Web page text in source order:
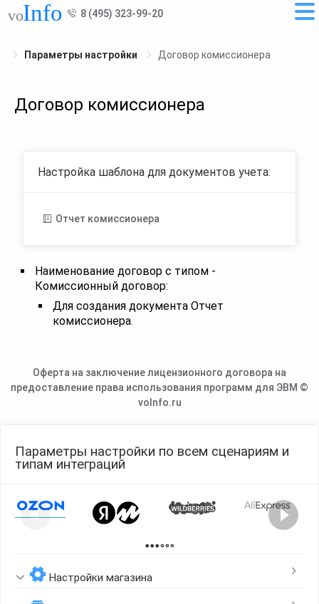
8 (495) 323-99-20
Параметры настройки Договор комиссионера
Договор комиссионера
Настройка шаблона для документов учета:
Отчет комиссионера
Наименование договор с типом -
Комиссионный договор:
Для создания документа Отчет
комиссионера.
Оферта на заключение лицензионного договора на
предоставление права использования программ для ЭВМ ©
voInfo.ru
Параметры настройки по всем сценариям и
типам интеграций
Настройки магазина